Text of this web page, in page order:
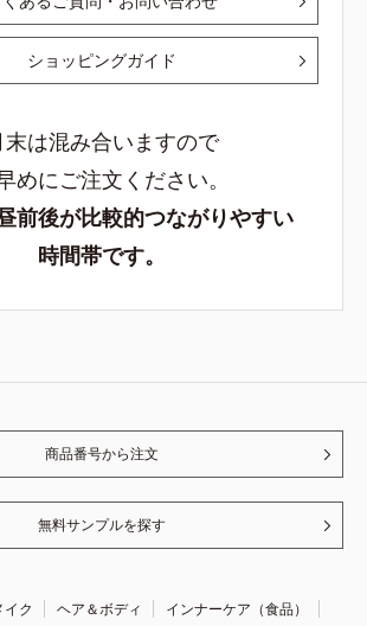
ショッピングガイド
末は混み合いますので
めにご注文ください。
前後が比較的つながりやすい
時間帯です。
商品番号から注文
無料サンプルを探す
イク ヘア＆ボディ
インナーケア（食品）